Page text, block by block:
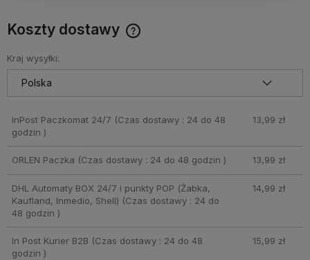
Koszty dostawy
Kraj wysyłki:
InPost Paczkomat 24/7 (Czas dostawy : 24 do 48
godzin )
13,99 zł
ORLEN Paczka (Czas dostawy : 24 do 48 godzin ) 13,99 zł
DHL Automaty BOX 24/7 i punkty POP (Żabka,
Kaufland, Inmedio, Shell) (Czas dostawy : 24 do
48 godzin )
14,99 zł
In Post Kurier B2B (Czas dostawy : 24 do 48
godzin )
15,99 zł